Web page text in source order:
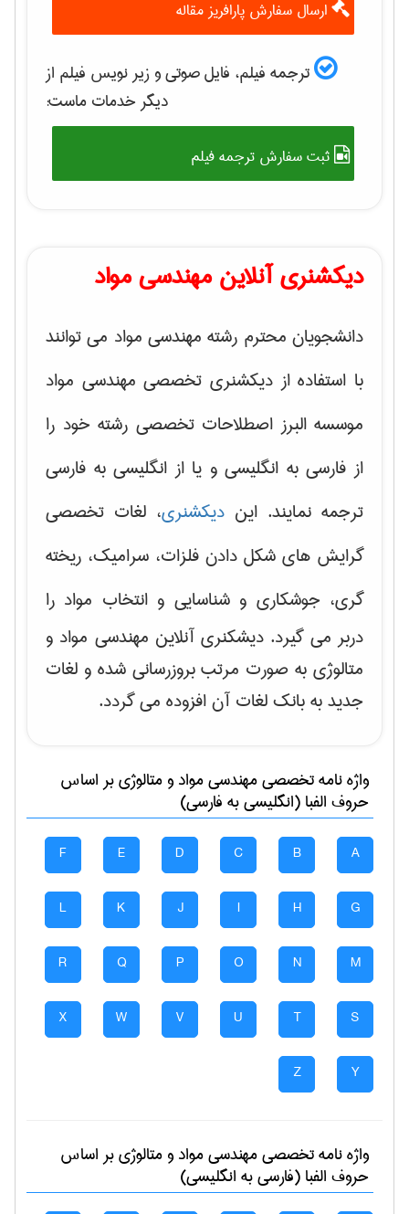
ارسال سفارش پارافریز مقاله
ترجمه فیلم، فایل صوتی و زیر نویس فیلم از
دیگر خدمات ماست:
ثبت سفارش ترجمه فیلم
دیکشنری آنلاین مهندسی مواد
دانشجویان محترم رشته مهندسی مواد می توانند
با استفاده از دیکشنری تخصصی مهندسی مواد
موسسه البرز اصطلاحات تخصصی رشته خود را
از فارسی به انگلیسی و یا از انگلیسی به فارسی
ترجمه نمایند. این دیکشنری، لغات تخصصی
گرایش های شکل دادن فلزات، سرامیک، ریخته
گری، جوشکاری و شناسایی و انتخاب مواد را
دربر می گیرد. دیشکنری آنلاین مهندسی مواد و
متالوژی به صورت مرتب بروزرسانی شده و لغات
جدید به بانک لغات آن افزوده می گردد.
واژه نامه تخصصیمهندسی مواد و متالوژیبر اساس
حروف الفبا (انگلیسی به فارسی)
A
B
C
D
E
F
G
H
I
J
K
L
M
N
O
P
Q
R
S
T
U
V
W
X
Y
Z
واژه نامه تخصصیمهندسی مواد و متالوژیبر اساس
حروف الفبا (فارسی به انگلیسی)